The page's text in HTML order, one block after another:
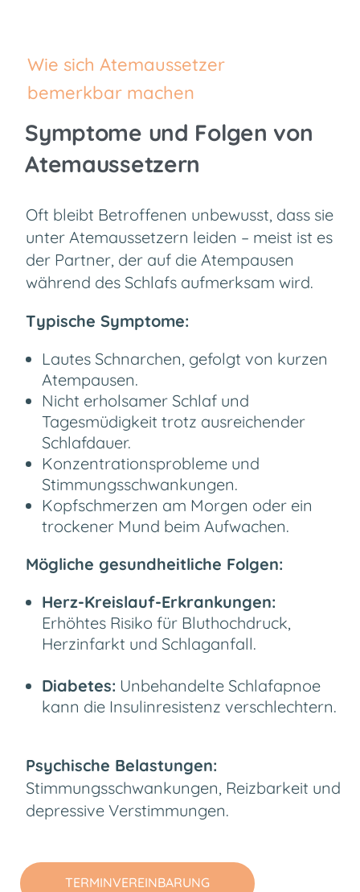
Wie sich Atemaussetzer
bemerkbar machen
Symptome und Folgen von
Atemaussetzern
Oft bleibt Betroffenen unbewusst, dass sie
unter Atemaussetzern leiden – meist ist es
der Partner, der auf die Atempausen
während des Schlafs aufmerksam wird.
Typische Symptome:
Lautes Schnarchen, gefolgt von kurzen
Atempausen.
Nicht erholsamer Schlaf und
Tagesmüdigkeit trotz ausreichender
Schlafdauer.
Konzentrationsprobleme und
Stimmungsschwankungen.
Kopfschmerzen am Morgen oder ein
trockener Mund beim Aufwachen.
Mögliche gesundheitliche Folgen:
Herz-Kreislauf-Erkrankungen:
Erhöhtes Risiko für Bluthochdruck,
Herzinfarkt und Schlaganfall.
Diabetes: Unbehandelte Schlafapnoe
kann die Insulinresistenz verschlechtern.
Psychische Belastungen:
Stimmungsschwankungen, Reizbarkeit und
depressive Verstimmungen.
TERMINVEREINBARUNG